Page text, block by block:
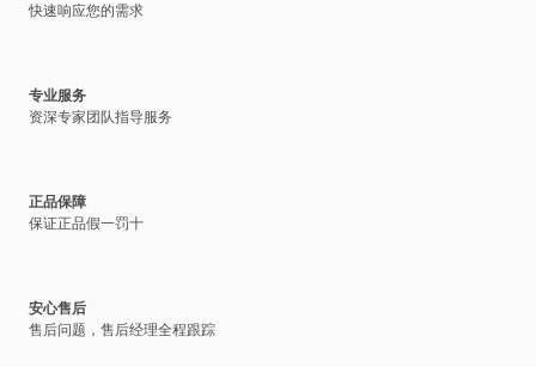
快速响应您的需求
专业服务
资深专家团队指导服务
正品保障
保证正品假一罚十
安心售后
售后问题，售后经理全程跟踪